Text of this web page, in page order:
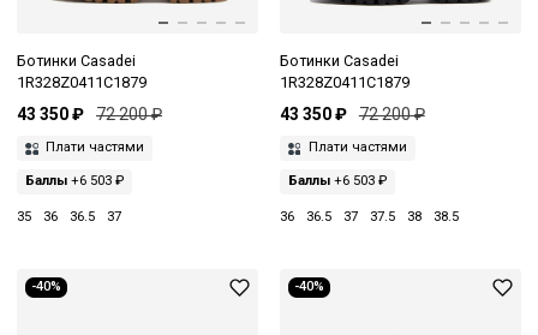
Ботинки Casadei
1R328Z0411C1879
43 350 ₽ 72 200 ₽
Плати частями
Баллы +6 503 ₽
35 36 36.5 37
Ботинки Casadei
1R328Z0411C1879
43 350 ₽ 72 200 ₽
Плати частями
Баллы+6 503 ₽
36 36.5 37 37.5 38 38.5
-40% -40%